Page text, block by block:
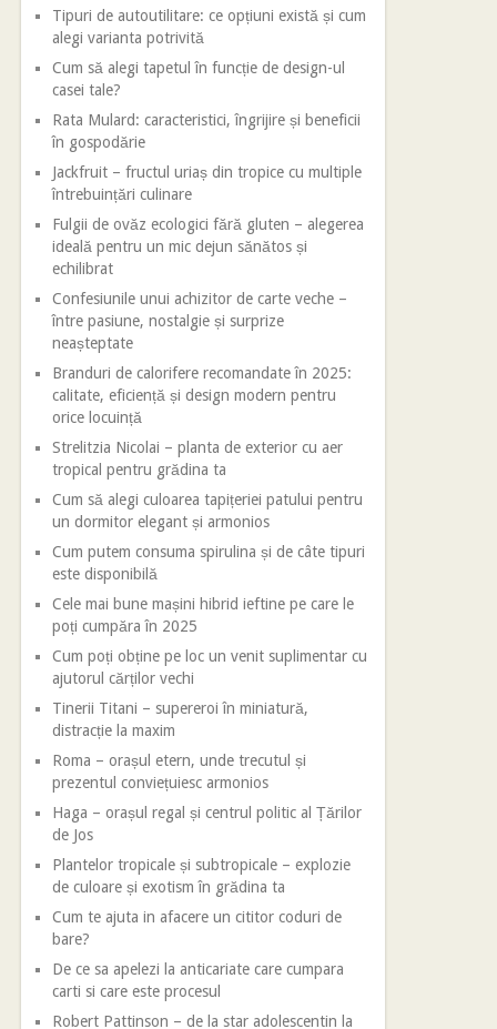
Tipuri de autoutilitare: ce opțiuni există și cum
alegi varianta potrivită
Cum să alegi tapetul în funcție de design-ul
casei tale?
Rata Mulard: caracteristici, îngrijire și beneficii
în gospodărie
Jackfruit – fructul uriaș din tropice cu multiple
întrebuințări culinare
Fulgii de ovăz ecologici fără gluten – alegerea
ideală pentru un mic dejun sănătos și
echilibrat
Confesiunile unui achizitor de carte veche –
între pasiune, nostalgie și surprize
neașteptate
Branduri de calorifere recomandate în 2025:
calitate, eficiență și design modern pentru
orice locuință
Strelitzia Nicolai – planta de exterior cu aer
tropical pentru grădina ta
Cum să alegi culoarea tapițeriei patului pentru
un dormitor elegant și armonios
Cum putem consuma spirulina și de câte tipuri
este disponibilă
Cele mai bune mașini hibrid ieftine pe care le
poți cumpăra în 2025
Cum poți obține pe loc un venit suplimentar cu
ajutorul cărților vechi
Tinerii Titani – supereroi în miniatură,
distracție la maxim
Roma – orașul etern, unde trecutul și
prezentul conviețuiesc armonios
Haga – orașul regal și centrul politic al Țărilor
de Jos
Plantelor tropicale și subtropicale – explozie
de culoare și exotism în grădina ta
Cum te ajuta in afacere un cititor coduri de
bare?
De ce sa apelezi la anticariate care cumpara
carti si care este procesul
Robert Pattinson – de la star adolescentin la